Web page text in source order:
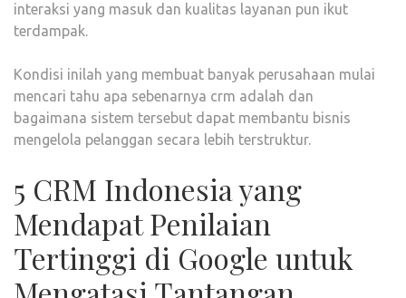
interaksi yang masuk dan kualitas layanan pun ikut
terdampak.
Kondisi inilah yang membuat banyak perusahaan mulai
mencari tahu apa sebenarnya crm adalah dan
bagaimana sistem tersebut dapat membantu bisnis
mengelola pelanggan secara lebih terstruktur.
5 CRM Indonesia yang
Mendapat Penilaian
Tertinggi di Google untuk